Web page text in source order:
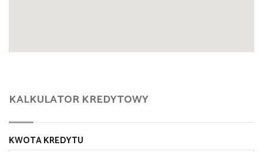
KALKULATOR KREDYTOWY
KWOTA KREDYTU